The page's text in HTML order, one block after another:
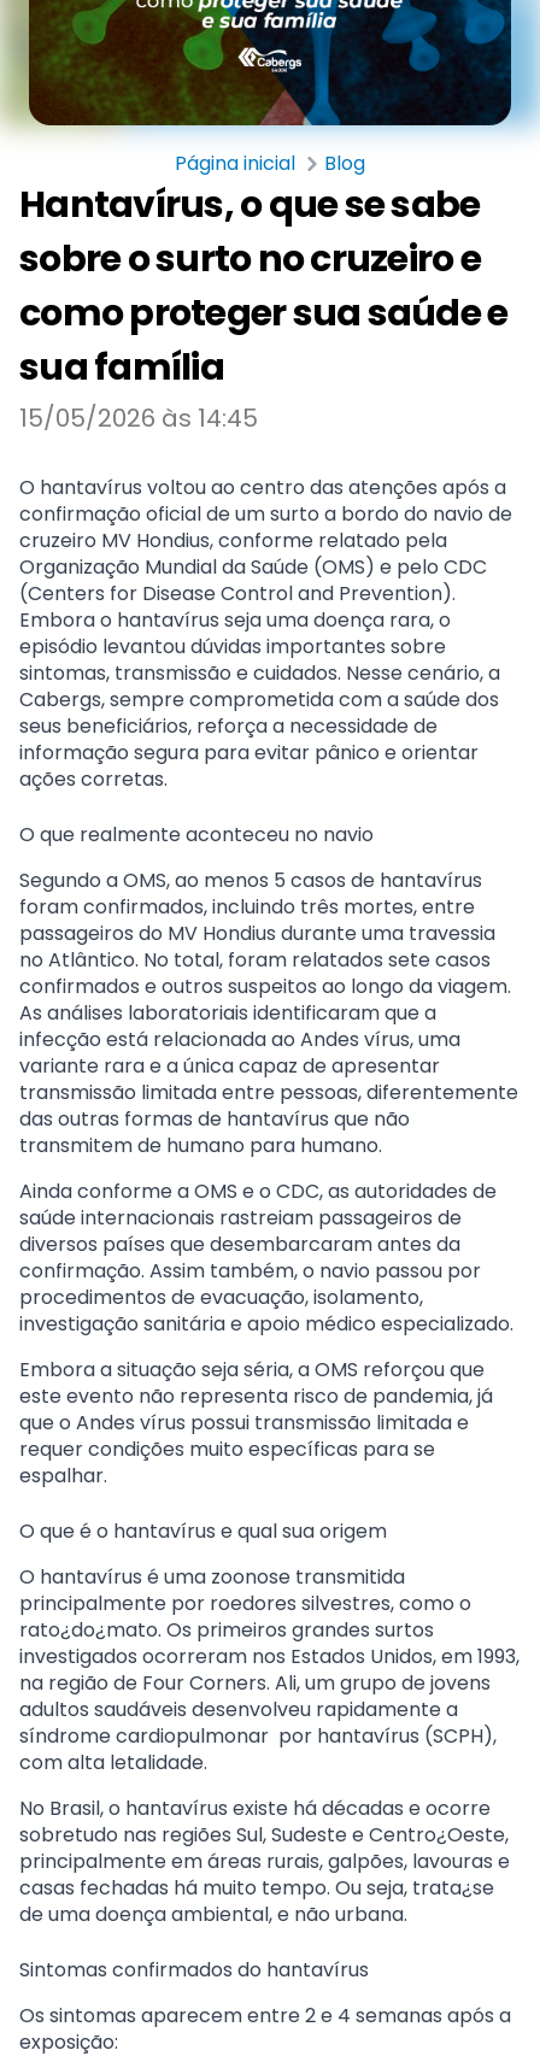
Página inicial Blog
Hantavírus, o que se sabe
sobre o surto no cruzeiro e
como proteger sua saúde e
sua família
15/05/2026 às 14:45
O hantavírus voltou ao centro das atenções após a
confirmação oficial de umsurto a bordo do navio de
cruzeiro MV Hondius, conforme relatado pela
Organização Mundial da Saúde (OMS) e pelo CDC
(Centers for Disease Control and Prevention).
Embora o hantavírus seja uma doença rara, o
episódio levantou dúvidas importantes sobre
sintomas, transmissão e cuidados. Nesse cenário, a
Cabergs, sempre comprometida com a saúde dos
seus beneficiários, reforça a necessidade de
informação segura para evitar pânico e orientar
ações corretas.
O que realmente aconteceu no navio
Segundo aOMS, ao menos 5 casos de hantavírus
foram confirmados, incluindo três mortes, entre
passageiros do MV Hondius durante uma travessia
no Atlântico. No total, foram relatados sete casos
confirmados e outros suspeitos ao longo da viagem.
As análises laboratoriais identificaram que a
infecção está relacionada ao Andes vírus, uma
variante rara e a única capaz de apresentar
transmissão limitada entre pessoas, diferentemente
das outras formas de hantavírus que não
transmitem de humano para humano.
Ainda conforme a OMS e o CDC, as autoridades de
saúde internacionais rastreiam passageiros de
diversos países que desembarcaram antes da
confirmação. Assim também, o navio passou por
procedimentos de evacuação, isolamento,
investigação sanitária e apoio médico especializado.
Embora a situação seja séria, a OMS reforçou que
este evento não representa risco de pandemia, já
que o Andes vírus possui transmissão limitada e
requer condições muito específicas para se
espalhar.
O que é o hantavírus e qual sua origem
O hantavírus é uma zoonose transmitida
principalmente por roedores silvestres, como o
rato¿do¿mato. Os primeiros grandes surtos
investigados ocorreram nos Estados Unidos, em 1993,
na região de Four Corners. Ali, um grupo de jovens
adultos saudáveis desenvolveu rapidamente a
síndrome cardiopulmonar por hantavírus (SCPH),
com alta letalidade.
No Brasil, o hantavírus existe há décadas e ocorre
sobretudo nas regiões Sul, Sudeste e Centro¿Oeste,
principalmente em áreas rurais, galpões, lavouras e
casas fechadas há muito tempo. Ou seja, trata¿se
de uma doençaambiental, e não urbana.
Sintomas confirmados do hantavírus
Os sintomas aparecem entre 2 e 4 semanas após a
exposição: